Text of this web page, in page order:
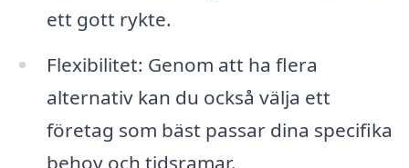
ett gott rykte.
Flexibilitet: Genom att ha flera
alternativ kan du också välja ett
företag som bäst passar dina specifika
behov och tidsramar.